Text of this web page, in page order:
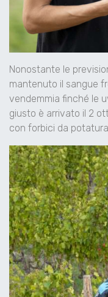
Nonostante le
mantenuto il sangue
vendemmia finché le
giusto è arrivato il 2
con forbici da